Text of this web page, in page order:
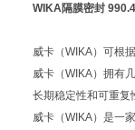
WIKA隔膜密封
威卡（WIKA）可根
威卡（WIKA）拥有
长期稳定性和可重复
威卡（WIKA）是一